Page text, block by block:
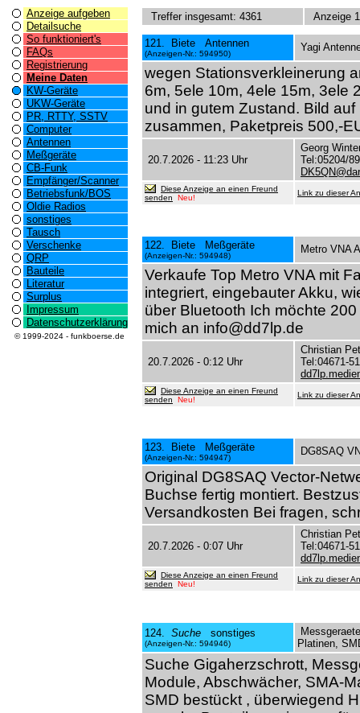
Anzeige aufgeben
Detailsuche
So funktioniert's
FAQs
Registrierung
Meine Daten
KW-Geräte
UKW-Geräte
PR, RTTY, SSTV
Computer
Antennen
Meßgeräte
CB-Funk
Empfänger/Scanner
Betriebsfunk/BOS
Oldie Radios
sonstiges
Tausch
Verschenke
QRP
Bauteile
Literatur
Surplus
Impressum
Datenschutzerklärung
© 1999-2024 - funkboerse.de
Treffer insgesamt: 4361 Anzeige
121. Biete Antennen
(Anzeigen-Nr.: 594950)
Yagi
wegen Stationsverkleinerung
6m, 5ele 10m, 4ele 15m, 3ele
und in gutem Zustand. Bild
zusammen, Paketpreis 500,-
20.7.2026 - 11:23 Uhr
Georg
Tel:05204/
Diese Anzeige an einen Freund
senden
Neu!
Link zu dieser
122. Biete Meßgeräte
(Anzeigen-Nr.: 594948)
Metro VNA
Verkaufe Top Metro VNA mit
integriert, eingebauter Akku,
über Bluetooth Ich möchte
mich an info@dd7lp.de
20.7.2026 - 0:12 Uhr
Christian
Tel:04671-
Diese Anzeige an einen Freund
senden
Neu!
Link zu dieser
123. Biete Meßgeräte
(Anzeigen-Nr.: 594947)
DG8SAQ
Original DG8SAQ Vector-
Buchse fertig montiert.
Versandkosten Bei fragen,
20.7.2026 - 0:07 Uhr
Christian
Tel:04671-
Diese Anzeige an einen Freund
senden
Neu!
Link zu dieser
124. Suche sonstiges
(Anzeigen-Nr.: 594946)
Platinen,
Suche Gigaherzschrott,
Module, Abschwächer, SMA-
SMD bestückt , überwiegend